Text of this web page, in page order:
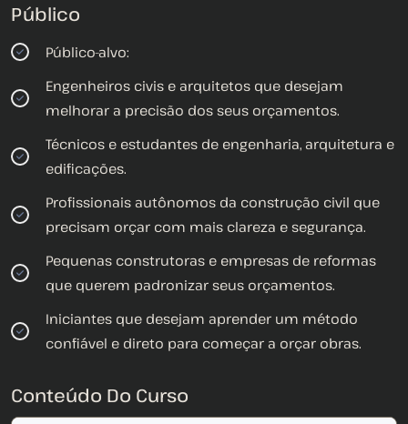
Público
Público-alvo:
Engenheiros civis e arquitetos que desejam
melhorar a precisão dos seus orçamentos.
Técnicos e estudantes de engenharia, arquitetura e
edificações.
Profissionais autônomos da construção civil que
precisam orçar com mais clareza e segurança.
Pequenas construtoras e empresas de reformas
que querem padronizar seus orçamentos.
Iniciantes que desejam aprender um método
confiável e direto para começar a orçar obras.
Conteúdo Do Curso